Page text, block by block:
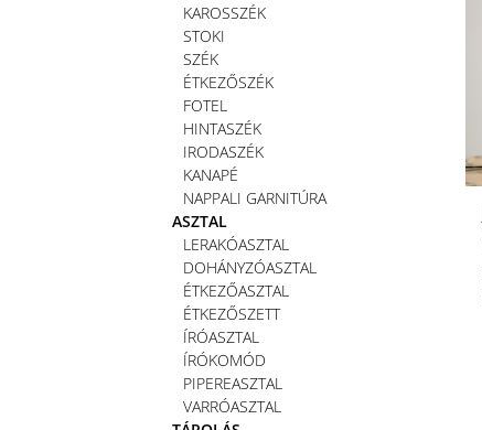
KAROSSZÉK
STOKI
SZÉK
ÉTKEZŐSZÉK
FOTEL
HINTASZÉK
IRODASZÉK
KANAPÉ
NAPPALI GARNITÚRA
ASZTAL
LERAKÓASZTAL
DOHÁNYZÓASZTAL
ÉTKEZŐASZTAL
ÉTKEZŐSZETT
ÍRÓASZTAL
ÍRÓKOMÓD
PIPEREASZTAL
VARRÓASZTAL